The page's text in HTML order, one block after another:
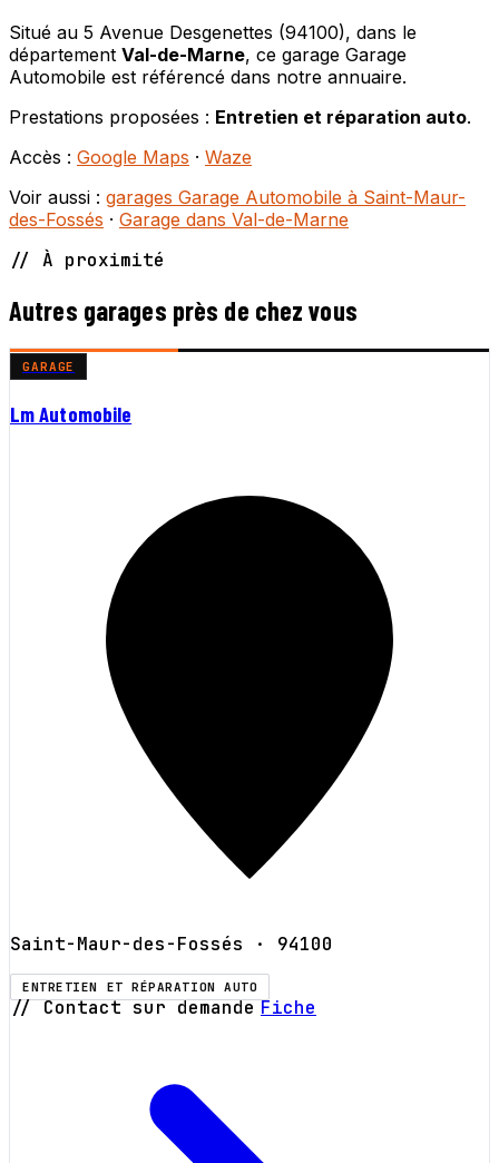
Situé au 5 Avenue Desgenettes (94100), dans le
département Val-de-Marne, ce garage Garage
Automobile est référencé dans notre annuaire.
Prestations proposées : Entretien et réparation auto.
Accès : Google Maps · Waze
Voir aussi : garages Garage Automobile à Saint-Maur-
des-Fossés · Garage dans Val-de-Marne
// À proximité
Autres garages près de chez vous
GARAGE
Lm Automobile
Saint-Maur-des-Fossés · 94100
ENTRETIEN ET RÉPARATION AUTO
// Contact sur demande Fiche